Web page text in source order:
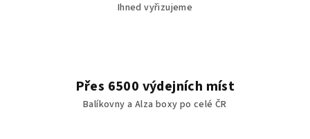
Ihned vyřizujeme
Přes 6500 výdejních míst
Balíkovny a Alza boxy po celé ČR